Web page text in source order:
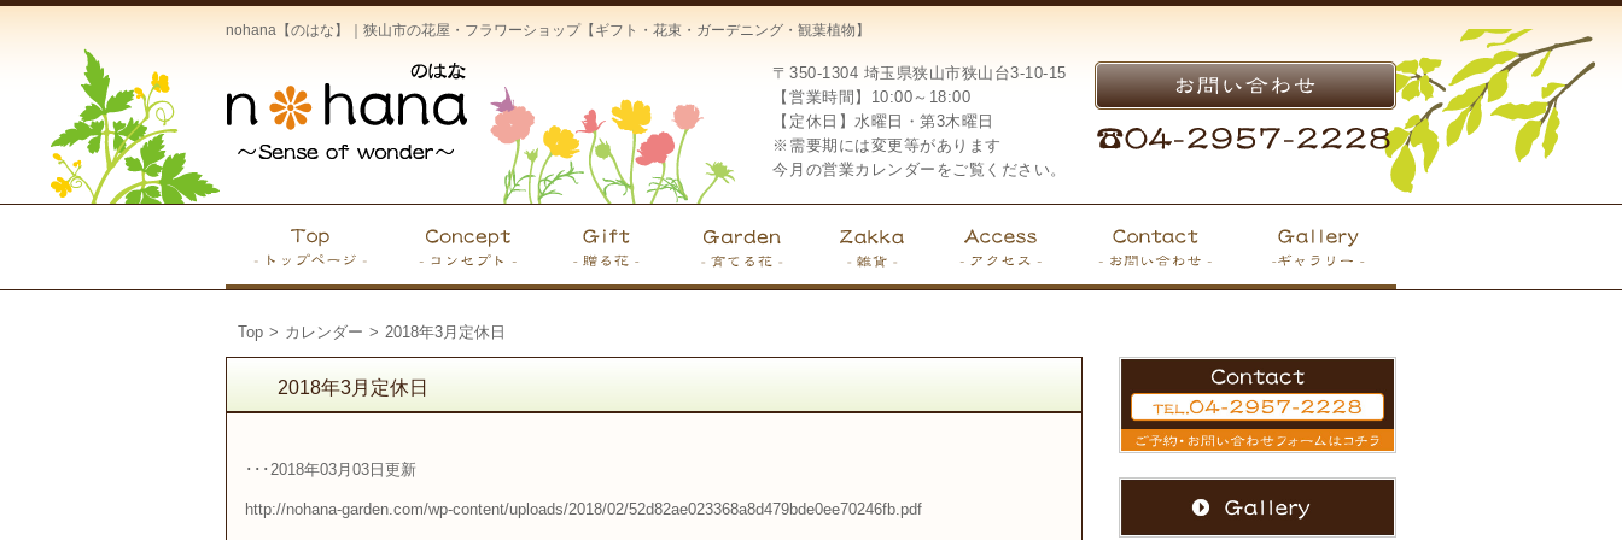
nohana【のはな】｜狭山市の花屋・フラワーショップ【ギフト・花束・ガーデニング・観葉植物】
〒350-1304 埼玉県狭山市狭山台3-10-15
【営業時間】10:00～18:00
【定休日】水曜日・第3木曜日
※需要期には変更等があります
今月の営業カレンダーをご覧ください。
Top > カレンダー > 2018年3月定休日
2018年3月定休日
･･･2018年03月03日更新
http://nohana-garden.com/wp-content/uploads/2018/02/52d82ae023368a8d479bde0ee70246fb.pdf